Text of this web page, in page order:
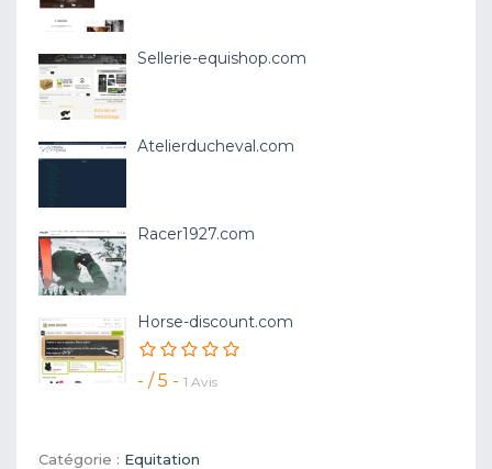
Sellerie-equishop.com
Atelierducheval.com
Racer1927.com
Horse-discount.com
- / 5 - 1 Avis
Catégorie : Equitation